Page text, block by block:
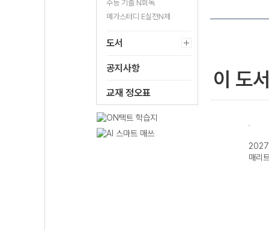
수능 기출 N회독
메가스터디 E실전N제
도서
공지사항
교재 정오표
이 도
2027
매리